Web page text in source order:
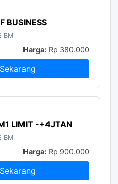
BUSINESS
BM
Harga:Rp 380.000
LIMIT -+4JTAN
BM
Harga:Rp 900.000